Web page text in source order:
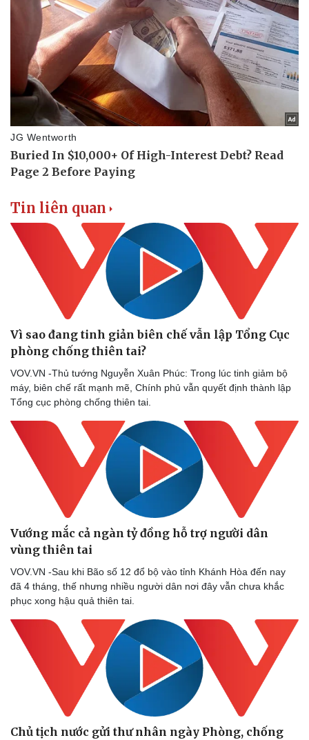
Doanh nghiệp
Thông tin doanh nghiệp
Doanh nghiệp 24h
Doanh nhân
Vì cộng đồng
Sành điệu
Tin Công nghệ
Trải nghiệm
Chuyển đổi số
Tin liên quan
Vì sao đang tinh giản biên chế vẫn lập Tổng Cục
phòng chống thiên tai?
VOV.VN -Thủ tướng Nguyễn Xuân Phúc: Trong lúc tinh giảm bộ
máy, biên chế rất mạnh mẽ, Chính phủ vẫn quyết định thành lập
Tổng cục phòng chống thiên tai.
Vướng mắc cả ngàn tỷ đồng hỗ trợ người dân
vùng thiên tai
VOV.VN -Sau khi Bão số 12 đổ bộ vào tỉnh Khánh Hòa đến nay
đã 4 tháng, thế nhưng nhiều người dân nơi đây vẫn chưa khắc
phục xong hậu quả thiên tai.
Chủ tịch nước gửi thư nhân ngày Phòng, chống